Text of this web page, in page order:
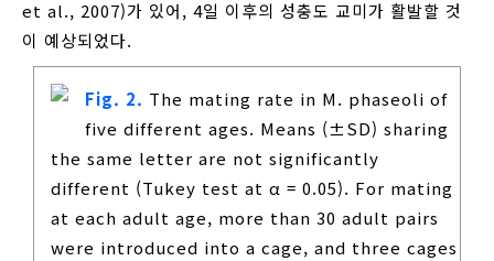
et al., 2007)가 있어, 4일 이후의 성충도 교미가 활발할 것
이 예상되었다.
Fig. 2. The mating rate in M. phaseoli of
five different ages. Means (±SD) sharing
the same letter are not significantly
different (Tukey test at α = 0.05). For mating
at each adult age, more than 30 adult pairs
were introduced into a cage, and three cages